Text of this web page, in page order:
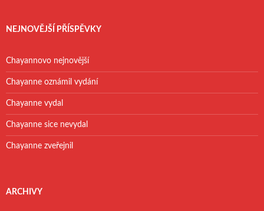
NEJNOVĚJŠÍ PŘÍSPĚVKY
Chayannovo nejnovější
Chayanne oznámil vydání
Chayanne vydal
Chayanne sice nevydal
Chayanne zveřejnil
ARCHIVY